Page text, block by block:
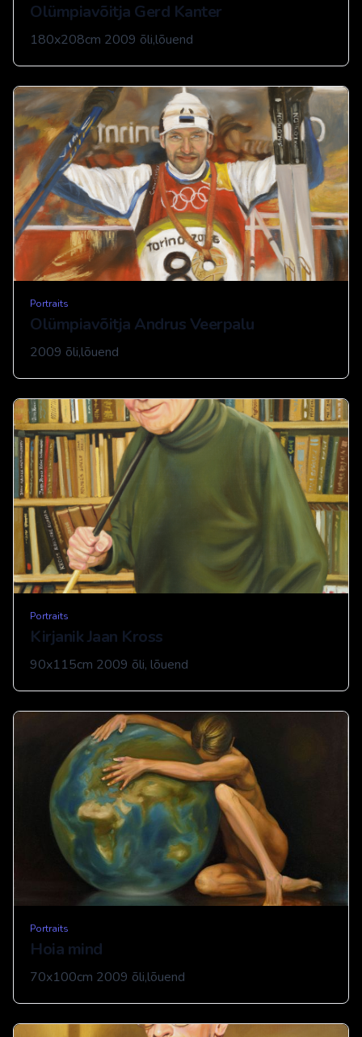
Olümpiavõitja Gerd Kanter
180x208cm 2009 õli,lõuend
Portraits
Olümpiavõitja Andrus Veerpalu
2009 õli,lõuend
Portraits
Kirjanik Jaan Kross
90x115cm 2009 õli, lõuend
Portraits
Hoia mind
70x100cm 2009 õli,lõuend